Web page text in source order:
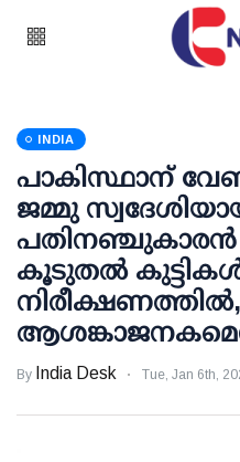
INDIA
പാകിസ്ഥാന്
ജമ്മു
പതിനഞ്ചുകാരന്‍
കൂടുതല്‍
നിരീക്ഷണത്തില്‍,
By India Desk Tue, Jan 6th,